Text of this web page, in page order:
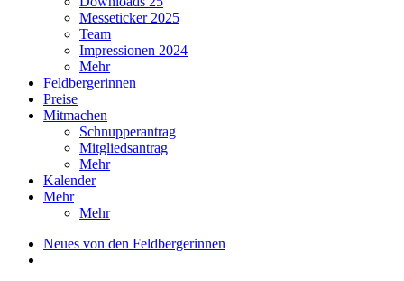
Messeticker 2025
Team
Impressionen 2024
Mehr
Feldbergerinnen
Preise
Mitmachen
Schnupperantrag
Mitgliedsantrag
Mehr
Kalender
Mehr
Mehr
Neues von den Feldbergerinnen